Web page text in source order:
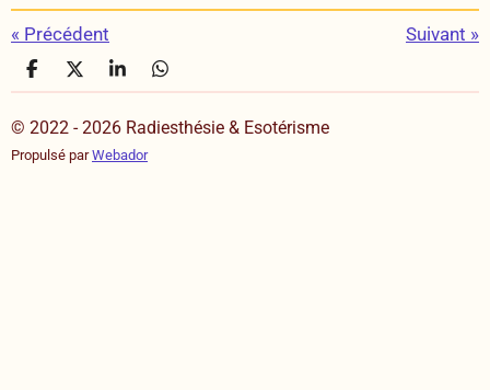
« Précédent Suivant »
P
a
r
t
a
P
a
a
P
a
r
t
a
P
a
r
t
© 2022 - 2026 Radiesthésie & Esotérisme
Propulsé parWebador